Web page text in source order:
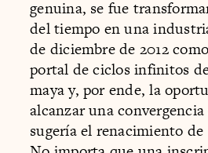
genuina, se fue
del tiempo en una
de diciembre de 2012
portal de ciclos infinitos
maya y, por ende, la
alcanzar una
sugería el renacimiento